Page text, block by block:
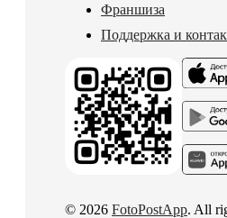
Франшиза
Поддержка и
© 2026 FotoPostApp. All